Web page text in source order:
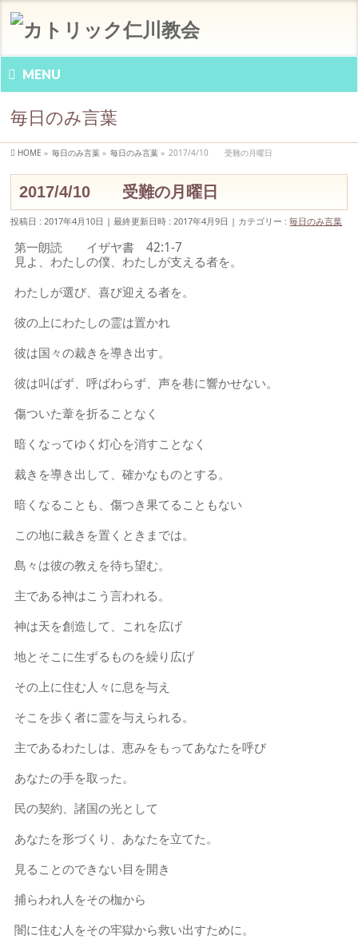
MENU
毎日のみ言葉
HOME » 毎日のみ言葉 » 毎日のみ言葉 » 2017/4/10 受難の月曜日
2017/4/10 受難の月曜日
投稿日 : 2017年4月10日 最終更新日時 : 2017年4月9日 カテゴリー :毎日のみ言葉
第一朗読 イザヤ書 42:1-7
見よ、わたしの僕、わたしが支える者を。
わたしが選び、喜び迎える者を。
彼の上にわたしの霊は置かれ
彼は国々の裁きを導き出す。
彼は叫ばず、呼ばわらず、声を巷に響かせない。
傷ついた葦を折ることなく
暗くなってゆく灯心を消すことなく
裁きを導き出して、確かなものとする。
暗くなることも、傷つき果てることもない
この地に裁きを置くときまでは。
島々は彼の教えを待ち望む。
主である神はこう言われる。
神は天を創造して、これを広げ
地とそこに生ずるものを繰り広げ
その上に住む人々に息を与え
そこを歩く者に霊を与えられる。
主であるわたしは、恵みをもってあなたを呼び
あなたの手を取った。
民の契約、諸国の光として
あなたを形づくり、あなたを立てた。
見ることのできない目を開き
捕らわれ人をその枷から
闇に住む人をその牢獄から救い出すために。